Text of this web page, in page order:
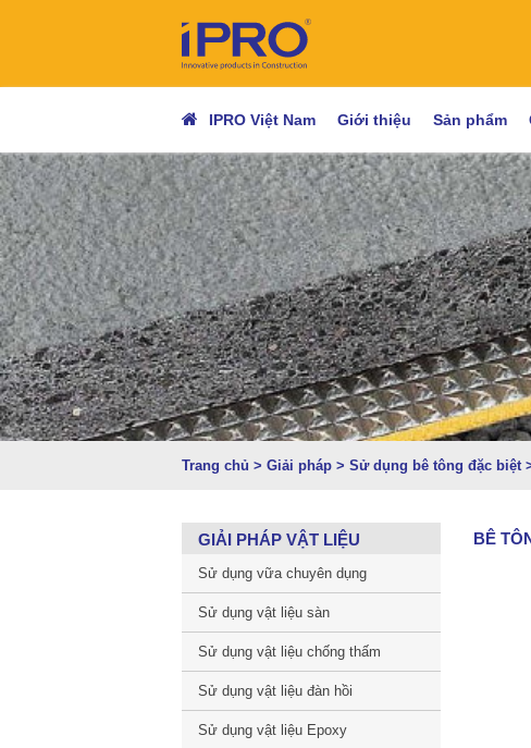
IPRO Việt Nam Giới thiệu Sản phẩm
Trang chủ > Giải pháp > Sử dụng bê tông đặc biệt
GIẢI PHÁP VẬT LIỆU
Sử dụng vữa chuyên dụng
Sử dụng vật liệu sàn
Sử dụng vật liệu chống thấm
Sử dụng vật liệu đàn hồi
Sử dụng vật liệu Epoxy
BÊ